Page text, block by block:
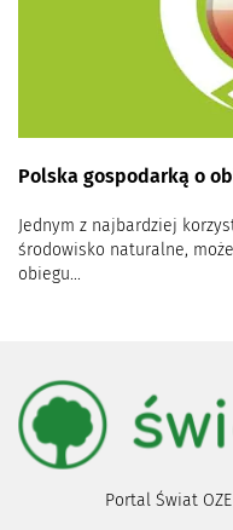
Polska gospodarką o
Jednym z najbardziej
środowisko naturalne,
obiegu...
Portal Świat